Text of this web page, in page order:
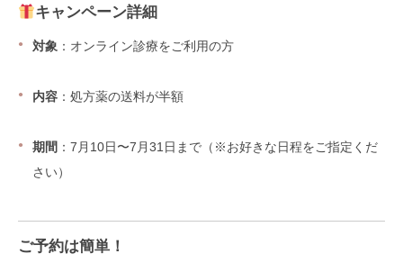
キャンペーン詳細
対象 ：オンライン診療をご利用の方
内容 ：処方薬の送料が半額
期間 ：7月10日〜7月31日まで（※お好きな日程をご指定くだ
さい）
ご予約は簡単！